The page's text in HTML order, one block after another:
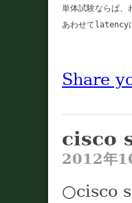
単体試験ならば
あわせてlatency
Share
cisco
2012年
○cisco